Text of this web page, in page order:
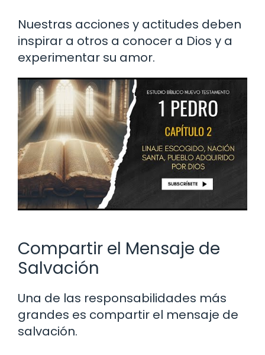
Nuestras acciones y actitudes deben
inspirar a otros a conocer a Dios y a
experimentar su amor.
Compartir el Mensaje de
Salvación
Una de las responsabilidades más
grandes es compartir el mensaje de
salvación.